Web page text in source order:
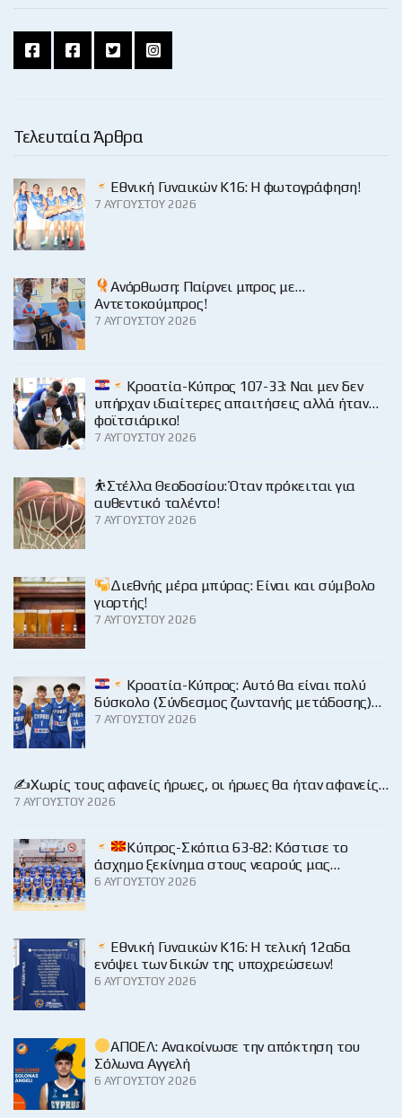
Τελευταία Άρθρα
Εθνική Γυναικών Κ16: Η φωτογράφηση!
7 ΑΥΓΟΎΣΤΟΥ 2026
Ανόρθωση: Παίρνει μπρος με…
Αντετοκούμπρος!
7 ΑΥΓΟΎΣΤΟΥ 2026
Κροατία-Κύπρος 107-33: Ναι μεν δεν
υπήρχαν ιδιαίτερες απαιτήσεις αλλά ήταν…
φοϊτσιάρικο!
7 ΑΥΓΟΎΣΤΟΥ 2026
⛹️Στέλλα Θεοδοσίου: Όταν πρόκειται για
αυθεντικό ταλέντο!
7 ΑΥΓΟΎΣΤΟΥ 2026
Διεθνής μέρα μπύρας: Είναι και σύμβολο
γιορτής!
7 ΑΥΓΟΎΣΤΟΥ 2026
Κροατία-Κύπρος: Αυτό θα είναι πολύ
δύσκολο (Σύνδεσμος ζωντανής μετάδοσης)…
7 ΑΥΓΟΎΣΤΟΥ 2026
✍️Χωρίς τους αφανείς ήρωες, οι ήρωες θα ήταν αφανείς…
7 ΑΥΓΟΎΣΤΟΥ 2026
Κύπρος-Σκόπια 63-82: Κόστισε το
άσχημο ξεκίνημα στους νεαρούς μας…
6 ΑΥΓΟΎΣΤΟΥ 2026
Εθνική Γυναικών Κ16: Η τελική 12αδα
ενόψει των δικών της υποχρεώσεων!
6 ΑΥΓΟΎΣΤΟΥ 2026
ΑΠΟΕΛ: Ανακοίνωσε την απόκτηση του
Σόλωνα Αγγελή
6 ΑΥΓΟΎΣΤΟΥ 2026